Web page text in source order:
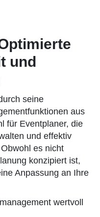
und
seine
aus
für Eventplaner, die
und effektiv
es nicht
konzipiert ist,
Anpassung an Ihre
wertvoll